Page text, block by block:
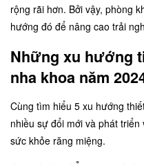
rộng rãi hơn. Bởi vậy, phòng
hướng đó để nâng cao trải
Những xu hướng
nha khoa năm
Cùng tìm hiểu 5 xu hướng
nhiều sự đổi mới và phát
sức khỏe răng miệng.